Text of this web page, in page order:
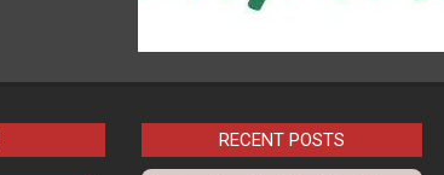
RECENT POSTS